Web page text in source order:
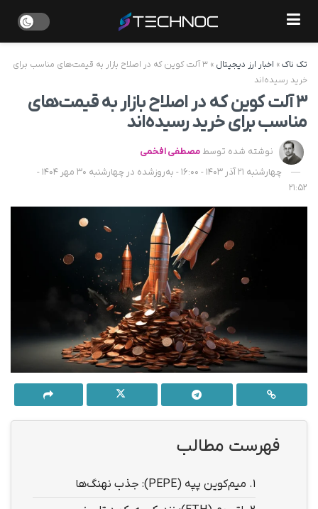
تک ناک» اخبار ارز دیجیتال »
۳ آلت کوین که در اصلاح بازار به قیمت‌های مناسب برای
خرید رسیده‌اند
۳ آلت کوین که در اصلاح بازار به قیمت‌های
مناسب برای خرید رسیده‌اند
نوشته شده توسط مصطفی افخمی
چهارشنبه 21 آذر 1403 - 16:00 - به‌روزشده در چهارشنبه 30 مهر 1404 -
21:52
فهرست مطالب
1. میم‌کوین پپه (PEPE): جذب نهنگ‌ها